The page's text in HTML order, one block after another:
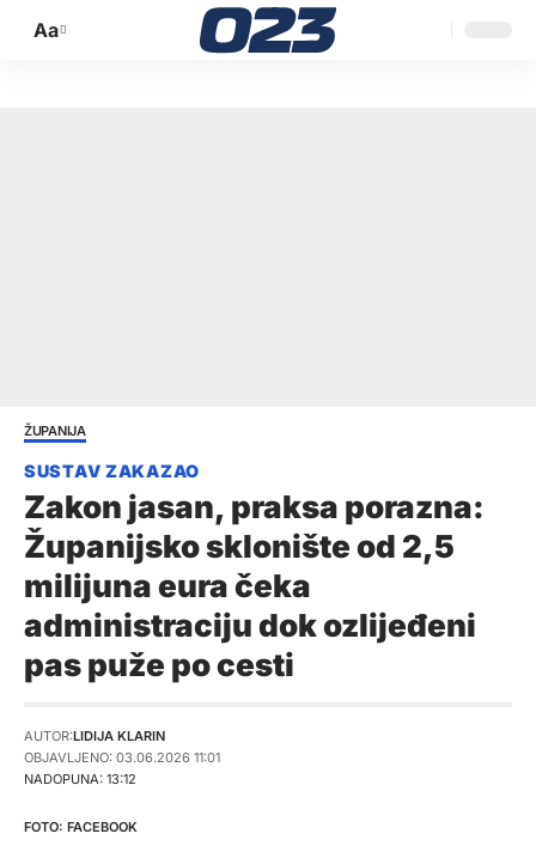
Promijeni
Aa
ŽUPANIJA
Zakon jasan, praksa porazna:
Županijsko sklonište od 2,5
milijuna eura čeka
administraciju dok ozlijeđeni
pas puže po cesti
NADOPUNA: 13:12
AUTOR:LIDIJA KLARIN
OBJAVLJENO: 03.06.2026 11:01
FACEBOOK